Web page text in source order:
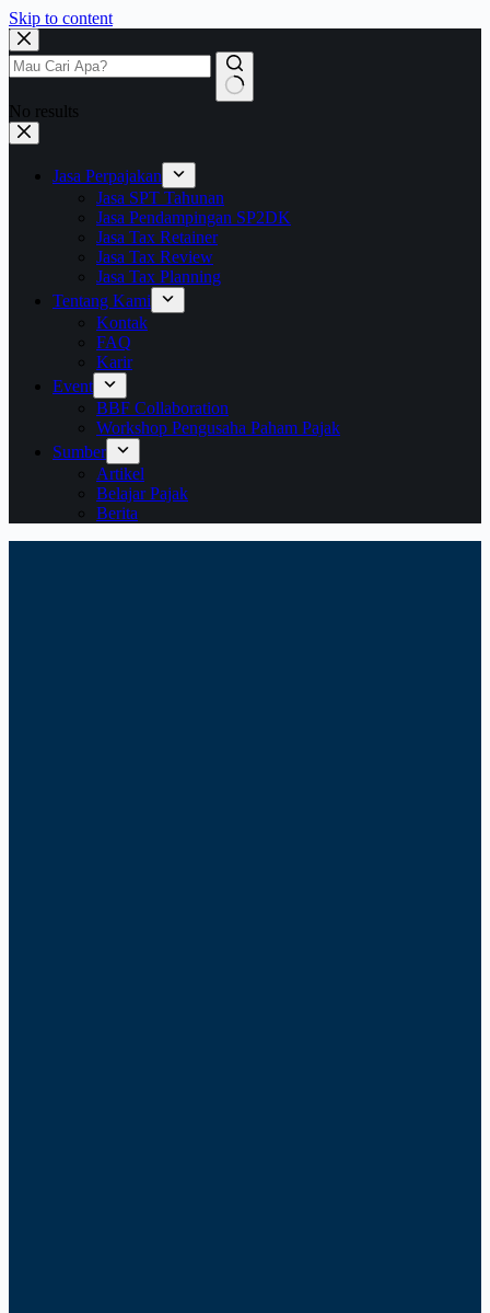
Skip to content
No results
Jasa Perpajakan
Jasa SPT Tahunan
Jasa Pendampingan SP2DK
Jasa Tax Retainer
Jasa Tax Review
Jasa Tax Planning
Tentang Kami
Kontak
FAQ
Karir
Event
BBF Collaboration
Workshop Pengusaha Paham Pajak
Sumber
Artikel
Belajar Pajak
Berita